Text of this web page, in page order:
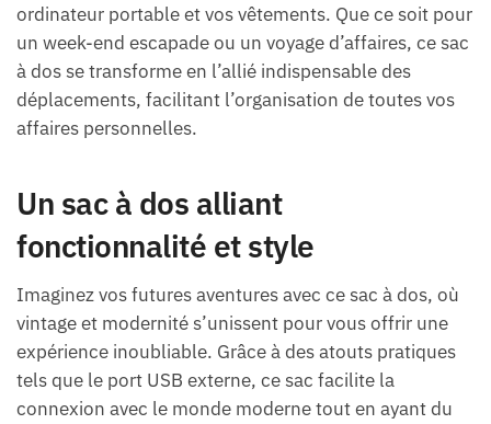
ordinateur portable et vos vêtements. Que ce soit pour
un week-end escapade ou un voyage d’affaires, ce sac
à dos se transforme en l’allié indispensable des
déplacements, facilitant l’organisation de toutes vos
affaires personnelles.
Un sac à dos alliant
fonctionnalité et style
Imaginez vos futures aventures avec ce sac à dos, où
vintage et modernité s’unissent pour vous offrir une
expérience inoubliable. Grâce à des atouts pratiques
tels que le port USB externe, ce sac facilite la
connexion avec le monde moderne tout en ayant du